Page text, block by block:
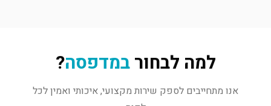
למה לבחורבמדפסה?
אנו מתחייבים לספק שירות מקצועי, איכותי ואמין לכל